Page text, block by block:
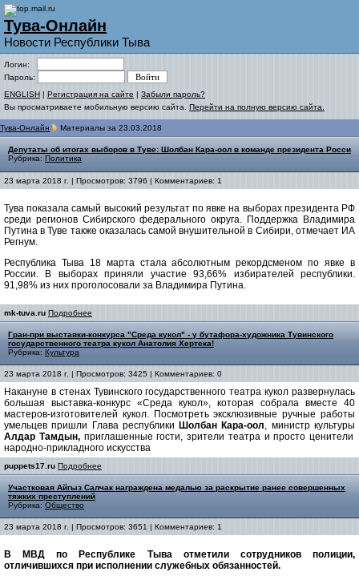
Тува-Онлайн
Новости Республики Тыва
Логин:
Пароль:
ENGLISH | Регистрация на сайте | Забыли пароль?
Вы просматриваете мобильную версию сайта. Перейти на полную версию сайта.
Тува-Онлайн Материалы за 23.03.2018
Депутаты об итогах выборов в Туве: Шолбан Кара-оол в команде президента Росси
Рубрика: Политика
23 марта 2018 г. | Просмотров: 3796 | Комментариев: 1
Тува показала самый высокий результат по явке на выборах президента РФ
среди регионов Сибирского федерального округа. Поддержка Владимира
Путина в Туве также оказалась самой внушительной в Сибири, отмечает ИА
Регнум.
Республика Тыва 18 марта стала абсолютным рекордсменом по явке в
России. В выборах приняли участие 93,66% избирателей республики.
91,98% из них проголосовали за Владимира Путина.
mk-tuva.ru Подробнее
Гран-при выставки-конкурса "Среда кукол" - у бутафора-художника Тувинского
государственного театра кукол Анатолия Хертека!
Рубрика: Культура
23 марта 2018 г. | Просмотров: 3425 | Комментариев: 0
Накануне в стенах Тувинского государственного театра кукол развернулась
большая выставка-конкурс «Среда кукол», которая собрала вместе 40
мастеров-изготовителей кукол. Посмотреть эксклюзивные ручные работы
умельцев пришли Глава республики Шолбан Кара-оол, министр культуры
Алдар Тамдын,приглашенные гости, зрители театра и просто ценители
народно-прикладного искусства
puppets17.ru Подробнее
Участковая Айгыз Салчак награждена медалью за раскрытие ранее совершенных
тяжких преступлений
Рубрика: Общество
23 марта 2018 г. | Просмотров: 3651 | Комментариев: 1
В МВД по Республике Тыва отметили сотрудников полиции,
отличившихся при исполнении служебных обязанностей.